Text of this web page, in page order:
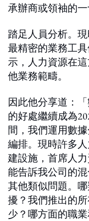
承辦商或領袖的一
踏足人員分析。
最精密的業務工
示，人力資源在
他業務範疇。
因此他分享道：
的好處繼續成為
間，我們運用數
編排。現時許多
建設施，首席人
能告訴我公司的
其他類似問題。
擾？我們推出的
少？哪方面的職